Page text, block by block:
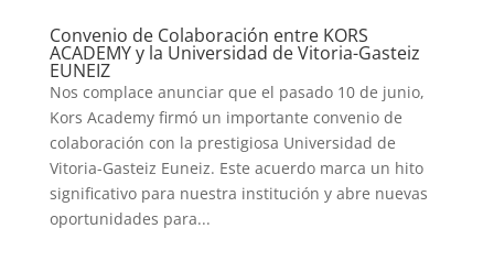
Convenio de Colaboración entre KORS
ACADEMY y la Universidad de Vitoria-Gasteiz
EUNEIZ
Nos complace anunciar que el pasado 10 de junio,
Kors Academy firmó un importante convenio de
colaboración con la prestigiosa Universidad de
Vitoria-Gasteiz Euneiz. Este acuerdo marca un hito
significativo para nuestra institución y abre nuevas
oportunidades para...